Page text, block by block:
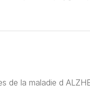
de la maladie d